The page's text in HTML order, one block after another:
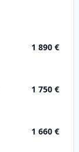
1 890 €
1 750 €
1 660 €